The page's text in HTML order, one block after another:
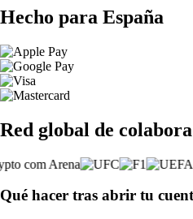
Hecho para España
Red global de
Qué hacer tras abrir tu